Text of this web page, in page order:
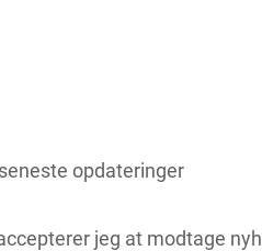
opdateringer
jeg at modtage